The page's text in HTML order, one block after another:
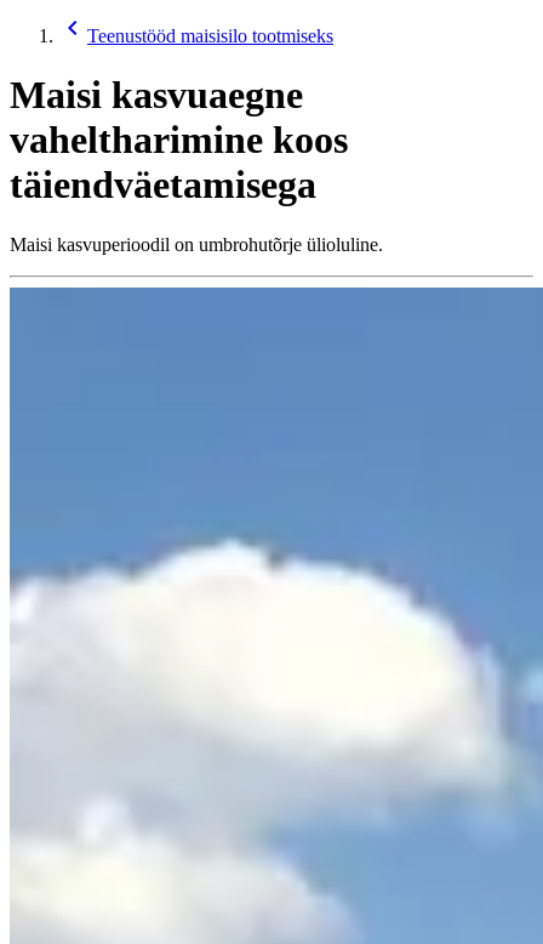
chevron_backward Teenustööd maisisilo tootmiseks
Maisi kasvuaegne
vaheltharimine koos
täiendväetamisega
Maisi kasvuperioodil on umbrohutõrje ülioluline.